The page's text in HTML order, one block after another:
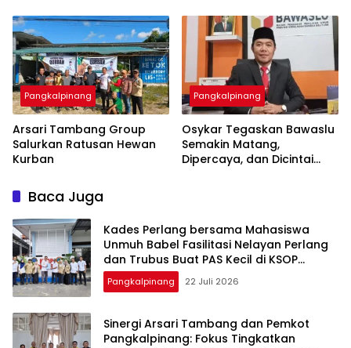
Pangkalpinang
‎Arsari Tambang Group
Salurkan Ratusan Hewan
Kurban
Pangkalpinang
Osykar Tegaskan Bawaslu
Semakin Matang,
Dipercaya, dan Dicintai
Baca Juga
Kades Perlang bersama Mahasiswa
Unmuh Babel Fasilitasi Nelayan Perlang
dan Trubus Buat PAS Kecil di KSOP
Pangkalbalam
Pangkalpinang 22 Juli 2026
‎Sinergi Arsari Tambang dan Pemkot
Pangkalpinang: Fokus Tingkatkan